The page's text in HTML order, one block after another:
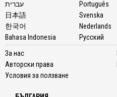
עברית
日本語
한국어
Bahasa Indonesia
Português
Svenska
Nederlands
Русский
За нас
Авторски права
Условия за ползване